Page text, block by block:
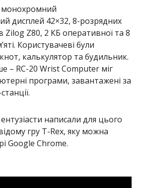
дисплей 42×32, 8-розрядних
Zilog Z80, 2 КБ оперативної та 8
Користувачеві були
калькулятор та будильник.
– RC-20 Wrist Computer міг
програми, завантажені за
написали для цього
гру T-Rex, яку можна
Google Chrome.